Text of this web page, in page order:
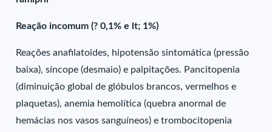
Reação incomum (? 0,1% e lt; 1%)
Reações anafilatoides, hipotensão sintomática (pressão
baixa), síncope (desmaio) e palpitações. Pancitopenia
(diminuição global de glóbulos brancos, vermelhos e
plaquetas), anemia hemolítica (quebra anormal de
hemácias nos vasos sanguíneos) e trombocitopenia